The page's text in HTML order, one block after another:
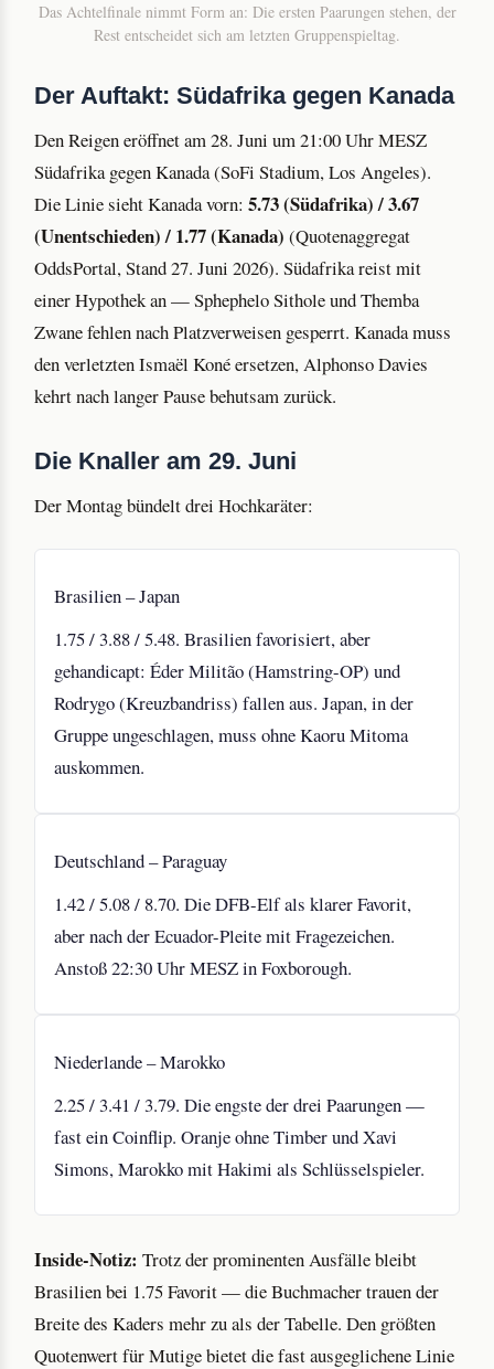
Das Achtelfinale nimmt Form an: Die ersten Paarungen stehen, der
Rest entscheidet sich am letzten Gruppenspieltag.
Der Auftakt: Südafrika gegen Kanada
Den Reigen eröffnet am 28. Juni um 21:00 Uhr MESZ
Südafrika gegen Kanada (SoFi Stadium, Los Angeles).
Die Linie sieht Kanada vorn: 5.73 (Südafrika) / 3.67
(Unentschieden) / 1.77 (Kanada) (Quotenaggregat
OddsPortal, Stand 27. Juni 2026). Südafrika reist mit
einer Hypothek an — Sphephelo Sithole und Themba
Zwane fehlen nach Platzverweisen gesperrt. Kanada muss
den verletzten Ismaël Koné ersetzen, Alphonso Davies
kehrt nach langer Pause behutsam zurück.
Die Knaller am 29. Juni
Der Montag bündelt drei Hochkaräter:
Brasilien – Japan
1.75 / 3.88 / 5.48. Brasilien favorisiert, aber
gehandicapt: Éder Militão (Hamstring-OP) und
Rodrygo (Kreuzbandriss) fallen aus. Japan, in der
Gruppe ungeschlagen, muss ohne Kaoru Mitoma
auskommen.
Deutschland – Paraguay
1.42 / 5.08 / 8.70. Die DFB-Elf als klarer Favorit,
aber nach der Ecuador-Pleite mit Fragezeichen.
Anstoß 22:30 Uhr MESZ in Foxborough.
Niederlande – Marokko
2.25 / 3.41 / 3.79. Die engste der drei Paarungen —
fast ein Coinflip. Oranje ohne Timber und Xavi
Simons, Marokko mit Hakimi als Schlüsselspieler.
Inside-Notiz: Trotz der prominenten Ausfälle bleibt
Brasilien bei 1.75 Favorit — die Buchmacher trauen der
Breite des Kaders mehr zu als der Tabelle. Den größten
Quotenwert für Mutige bietet die fast ausgeglichene Linie